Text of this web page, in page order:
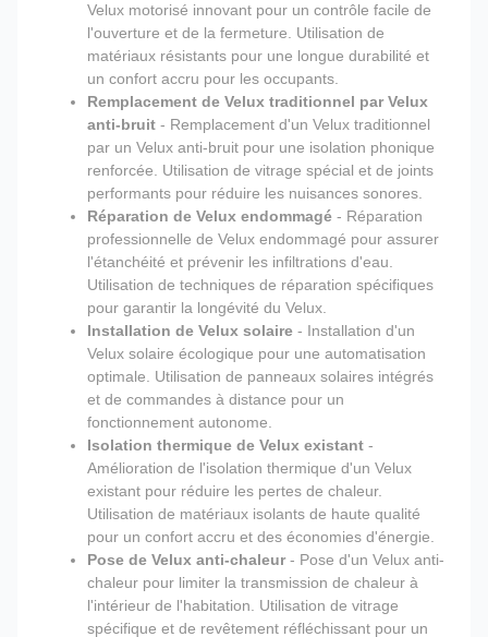
Velux motorisé innovant pour un contrôle facile de
l'ouverture et de la fermeture. Utilisation de
matériaux résistants pour une longue durabilité et
un confort accru pour les occupants.
Remplacement de Velux traditionnel par Velux
anti-bruit - Remplacement d'un Velux traditionnel
par un Velux anti-bruit pour une isolation phonique
renforcée. Utilisation de vitrage spécial et de joints
performants pour réduire les nuisances sonores.
Réparation de Velux endommagé - Réparation
professionnelle de Velux endommagé pour assurer
l'étanchéité et prévenir les infiltrations d'eau.
Utilisation de techniques de réparation spécifiques
pour garantir la longévité du Velux.
Installation de Velux solaire - Installation d'un
Velux solaire écologique pour une automatisation
optimale. Utilisation de panneaux solaires intégrés
et de commandes à distance pour un
fonctionnement autonome.
Isolation thermique de Velux existant -
Amélioration de l'isolation thermique d'un Velux
existant pour réduire les pertes de chaleur.
Utilisation de matériaux isolants de haute qualité
pour un confort accru et des économies d'énergie.
Pose de Velux anti-chaleur- Pose d'un Velux anti-
chaleur pour limiter la transmission de chaleur à
l'intérieur de l'habitation. Utilisation de vitrage
spécifique et de revêtement réfléchissant pour un